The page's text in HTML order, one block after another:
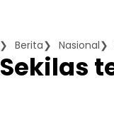
Berita Nasional
Sekilas